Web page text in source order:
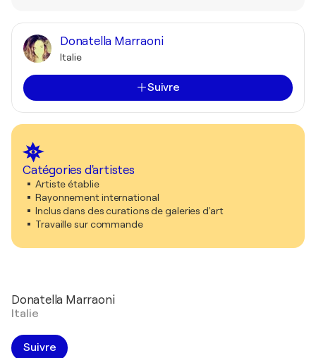
Donatella Marraoni
Italie
Suivre
Catégories d'artistes
Artiste établie
Rayonnement international
Inclus dans des curations de galeries d'art
Travaille sur commande
Donatella Marraoni
Italie
Suivre